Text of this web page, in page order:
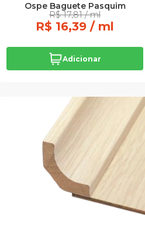
Ospe Baguete Pasquim
R$ 17,81 / ml
R$ 16,39 / ml
Adicionar